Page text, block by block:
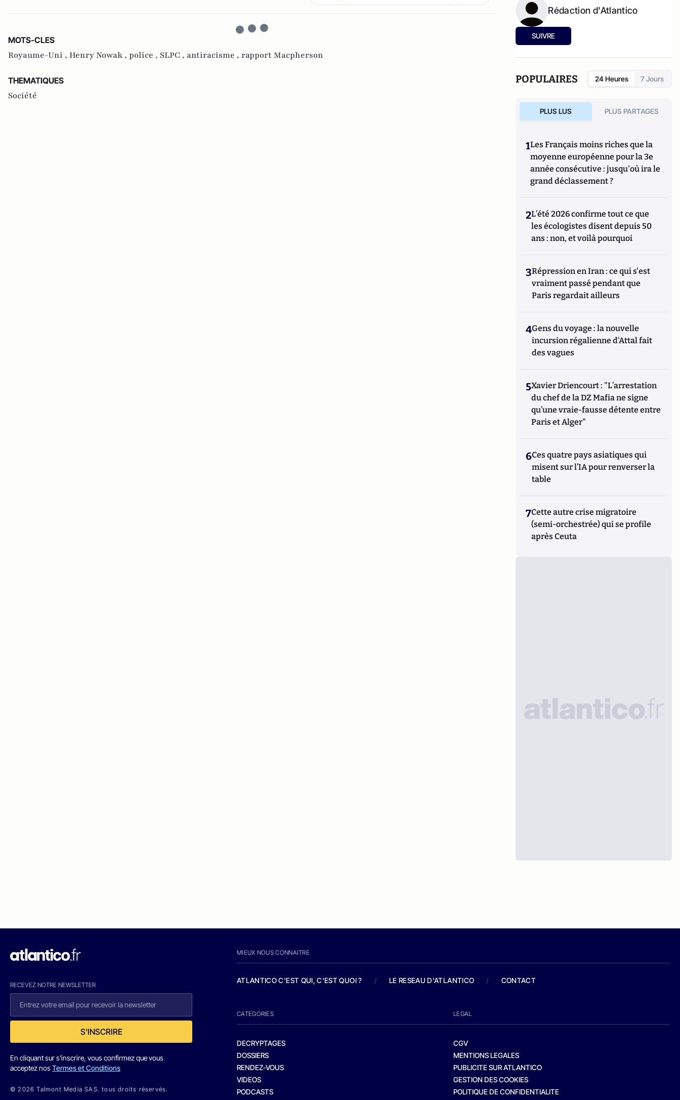
MOTS-CLES
Royaume-Uni , Henry Nowak , police , SLPC , antiracisme , rapport Macpherson
THEMATIQUES
Société
Rédaction d'Atlantico
SUIVRE
POPULAIRES 24 Heures 7 Jours
PLUS LUS PLUS PARTAGES
1Les Français moins riches que la
moyenne européenne pour la 3e
année consécutive : jusqu'où ira le
grand déclassement ?
2L’été 2026 confirme tout ce que
les écologistes disent depuis 50
ans : non, et voilà pourquoi
3Répression en Iran : ce qui s'est
vraiment passé pendant que
Paris regardait ailleurs
4Gens du voyage : la nouvelle
incursion régalienne d'Attal fait
des vagues
5Xavier Driencourt : "L’arrestation
du chef de la DZ Mafia ne signe
qu’une vraie-fausse détente entre
Paris et Alger"
6Ces quatre pays asiatiques qui
misent sur l’IA pour renverser la
table
7Cette autre crise migratoire
(semi-orchestrée) qui se profile
après Ceuta
RECEVEZ NOTRE NEWSLETTER
S'INSCRIRE
En cliquant sur s'inscrire, vous confirmez que vous
acceptez nosTermes et Conditions
© 2026 Talmont Media SAS. tous droits réservés.
MIEUX NOUS CONNAITRE
ATLANTICO C'EST QUI, C'EST QUOI ? / LE RESEAU D'ATLANTICO / CONTACT
CATEGORIES
DECRYPTAGES
DOSSIERS
RENDEZ-VOUS
VIDEOS
PODCASTS
LEGAL
CGV
MENTIONS LEGALES
PUBLICITE SUR ATLANTICO
GESTION DES COOKIES
POLITIQUE DE CONFIDENTIALITE